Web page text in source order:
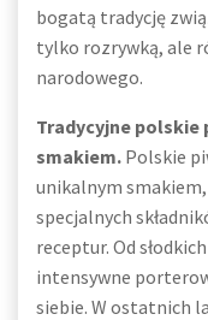
bogatą tradycję
tylko rozrywką, ale
narodowego.
Tradycyjne polskie
smakiem. Polskie
unikalnym
specjalnych
receptur. Od
intensywne
siebie. W ostatnich